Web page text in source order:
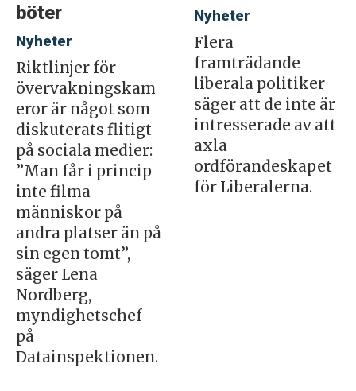
böter
Nyheter
Riktlinjer för
övervakningskam
eror är något som
diskuterats flitigt
på sociala medier:
”Man får i princip
inte filma
människor på
andra platser än på
sin egen tomt”,
säger Lena
Nordberg,
myndighetschef
på
Datainspektionen.
Nyheter
Flera
framträdande
liberala politiker
säger att de inte är
intresserade av att
axla
ordförandeskapet
för Liberalerna.